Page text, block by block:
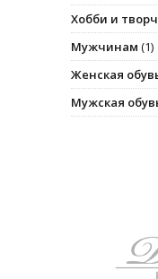
Хобби и
Мужчинам (1)
Женская
Мужская